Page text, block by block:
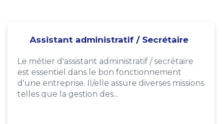
Assistant administratif / Secrétaire
Le métier d'assistant administratif / secrétaire
est essentiel dans le bon fonctionnement
d'une entreprise. Il/elle assure diverses missions
telles que la gestion des...